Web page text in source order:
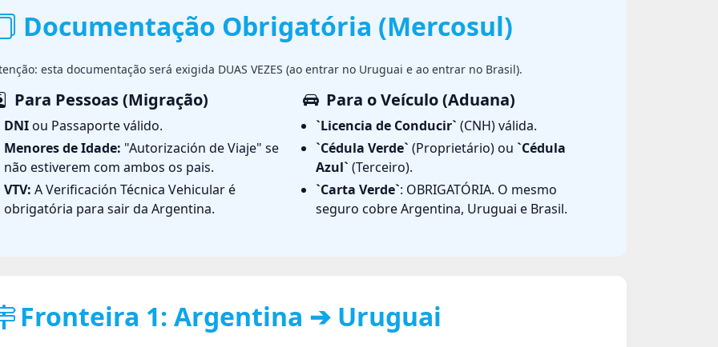
Documentação Obrigatória (Mercosul)
esta documentação será exigida DUAS VEZES (ao entrar no Uruguai e ao entrar no Brasil).
Para Pessoas (Migração)
DNIou Passaporte válido.
Menores de Idade: "Autorización de Viaje" se
não estiverem com ambos os pais.
VTV: A Verificación Técnica Vehicular é
obrigatória para sair da Argentina.
Para o Veículo (Aduana)
`Licencia de Conducir` (CNH) válida.
`Cédula Verde` (Proprietário) ou `Cédula
Azul` (Terceiro).
`Carta Verde`: OBRIGATÓRIA. O mesmo
seguro cobre Argentina, Uruguai e Brasil.
Fronteira 1: Argentina ➔ Uruguai